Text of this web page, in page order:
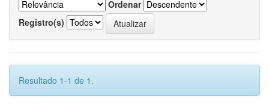
Ordenar
Registro(s)
Resultado 1-1 de 1.